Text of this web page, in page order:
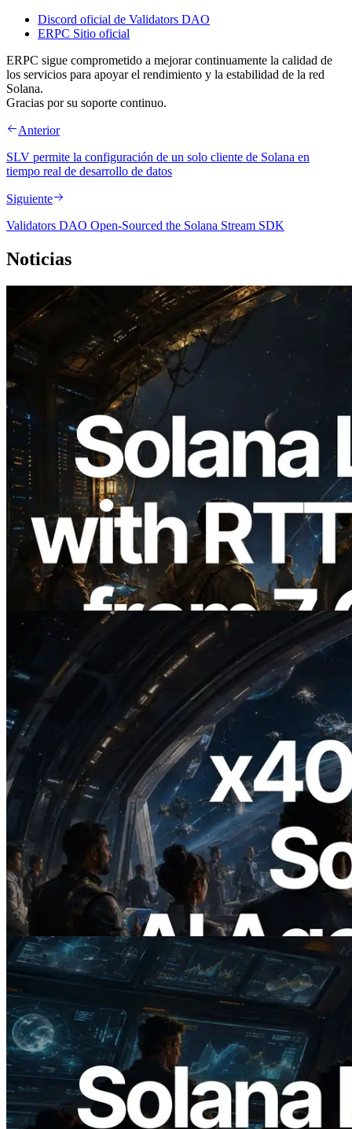
Discord oficial de Validators DAO
ERPC Sitio oficial
ERPC sigue comprometido a mejorar continuamente la calidad de
los servicios para apoyar el rendimiento y la estabilidad de la red
Solana.
Gracias por su soporte continuo.
Anterior
SLV permite la configuración de un solo cliente de Solana en
tiempo real de desarrollo de datos
Siguiente
Validators DAO Open-Sourced the Solana Stream SDK
Noticias
2026.08.05
ERPC amplía la Leader Slot API de
Solana con medición de ping desde 7
regiones globales — También se lanza la
Validators Information API
Leer este artículo
2026.07.04
ERPC lanza Solana RPC compatible con
x402 — La era en la que los agentes de IA
pagan bajo demanda por las API que
necesitan
Leer este artículo
2026.05.24